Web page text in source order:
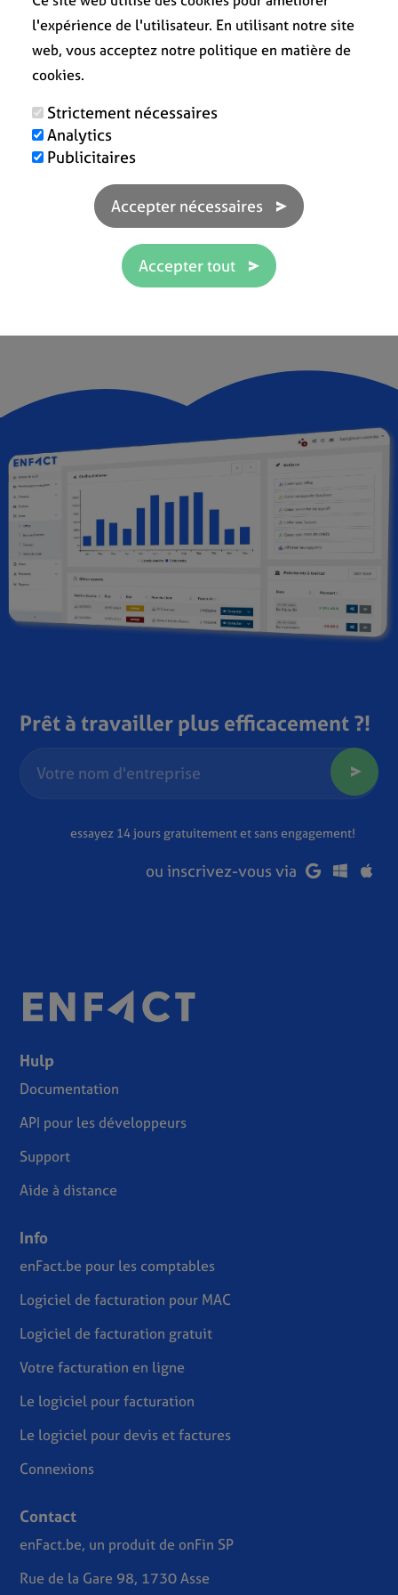
KHOSY Concepts
★ ★ ★ ★ ★
Prêt à travailler plus efficacement ?!
essayez 14 jours gratuitement et sans engagement!
ou inscrivez-vous via
Hulp
Documentation
API pour les développeurs
Support
Aide à distance
Info
enFact.be pour les comptables
Logiciel de facturation pour MAC
Logiciel de facturation gratuit
Votre facturation en ligne
Le logiciel pour facturation
Le logiciel pour devis et factures
Connexions
Contact
enFact.be, un produit de onFin SP
Rue de la Gare 98, 1730 Asse
l'expérience de l'utilisateur. En utilisant notre site
web, vous acceptez notre politique en matière de
cookies.
Strictement nécessaires
Analytics
Publicitaires